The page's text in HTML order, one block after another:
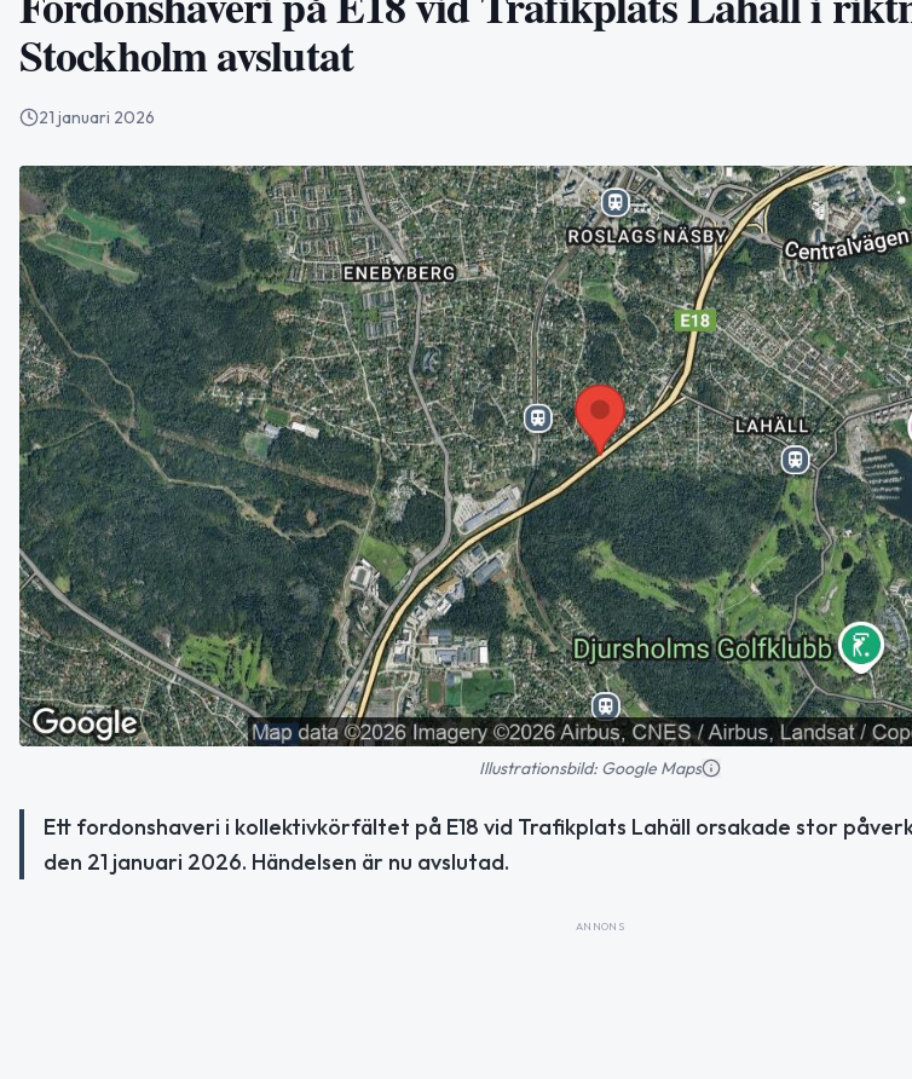
Stockholm avslutat
21 januari 2026
Illustrationsbild: Google Maps
Ett fordonshaveri i kollektivkörfältet på E18 vid Trafikplats Lahäll orsakade stor
den 21 januari 2026. Händelsen är nu avslutad.
ANNONS